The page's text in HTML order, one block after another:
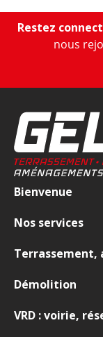
e
n
t
D
Restez
nous
Bienvenue
Nos services
Terrassement,
Démolition
VRD : voirie,